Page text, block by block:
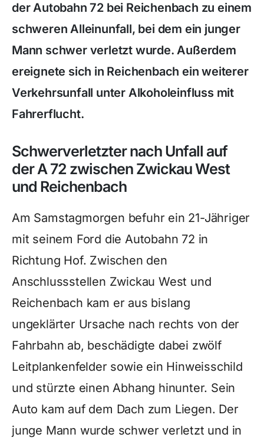
der Autobahn 72 bei Reichenbach zu einem
schweren Alleinunfall, bei dem ein junger
Mann schwer verletzt wurde. Außerdem
ereignete sich in Reichenbach ein weiterer
Verkehrsunfall unter Alkoholeinfluss mit
Fahrerflucht.
Schwerverletzter nach Unfall auf
der A 72 zwischen Zwickau West
und Reichenbach
Am Samstagmorgen befuhr ein 21-Jähriger
mit seinem Ford die Autobahn 72 in
Richtung Hof. Zwischen den
Anschlussstellen Zwickau West und
Reichenbach kam er aus bislang
ungeklärter Ursache nach rechts von der
Fahrbahn ab, beschädigte dabei zwölf
Leitplankenfelder sowie ein Hinweisschild
und stürzte einen Abhang hinunter. Sein
Auto kam auf dem Dach zum Liegen. Der
junge Mann wurde schwer verletzt und in